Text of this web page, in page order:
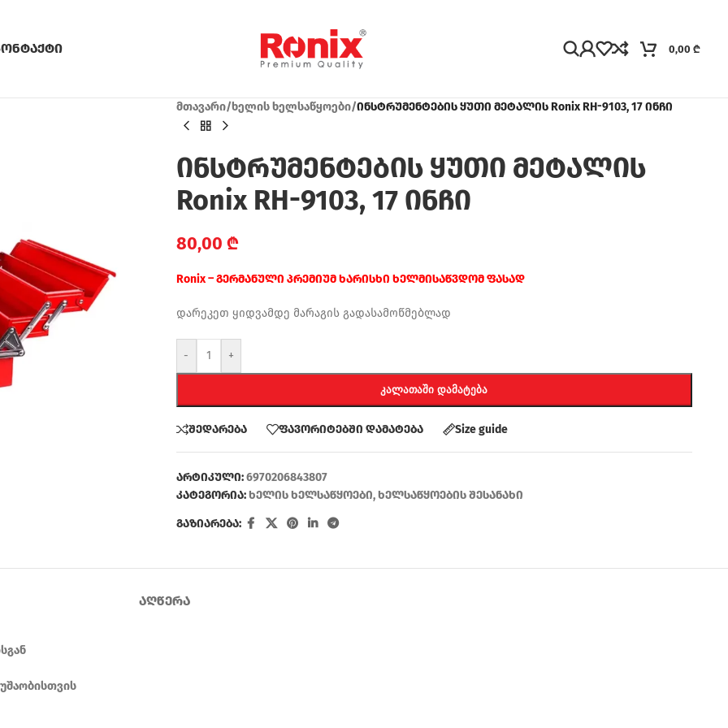
0,00 ₾
მთავარი/ხელის ხელსაწყოები/ინსტრუმენტების ყუთი მეტალის Ronix RH-9103, 17 ინჩი
ინსტრუმენტების ყუთი მეტალის
Ronix RH-9103, 17 ინჩი
80,00 ₾
Ronix – გერმანული პრემიუმ ხარისხი ხელმისაწვდომ ფასად
დარეკეთ ყიდვამდე მარაგის გადასამოწმებლად
- +
ᲙᲐᲚᲐᲗᲐᲨᲘ ᲓᲐᲛᲐᲢᲔᲑᲐ
შედარება ფავორიტებში დამატება Size guide
არტიკული:6970206843807
კატეგორია:ხელის ხელსაწყოები,ხელსაწყოების შესანახი
გაზიარება:
ᲐᲦᲬᲔᲠᲐ